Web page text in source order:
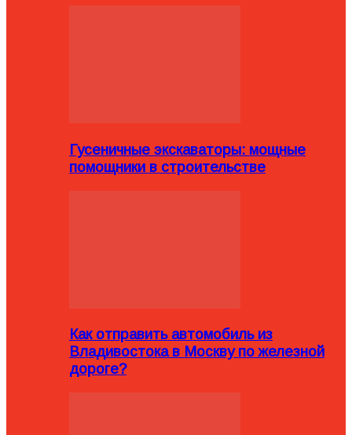
Гусеничные экскаваторы: мощные
помощники в строительстве
Как отправить автомобиль из
Владивостока в Москву по железной
дороге?